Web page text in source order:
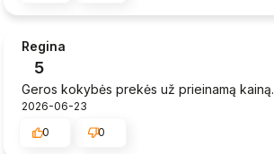
Regina
5
Geros kokybės prekės už prieinamą kainą.
2026-06-23
0
0